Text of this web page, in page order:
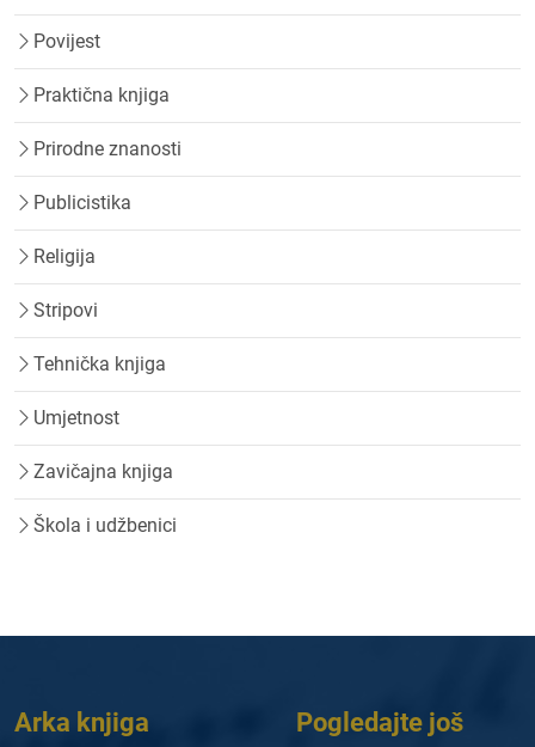
Povijest
Praktična knjiga
Prirodne znanosti
Publicistika
Religija
Stripovi
Tehnička knjiga
Umjetnost
Zavičajna knjiga
Škola i udžbenici
Arka knjiga Pogledajte još